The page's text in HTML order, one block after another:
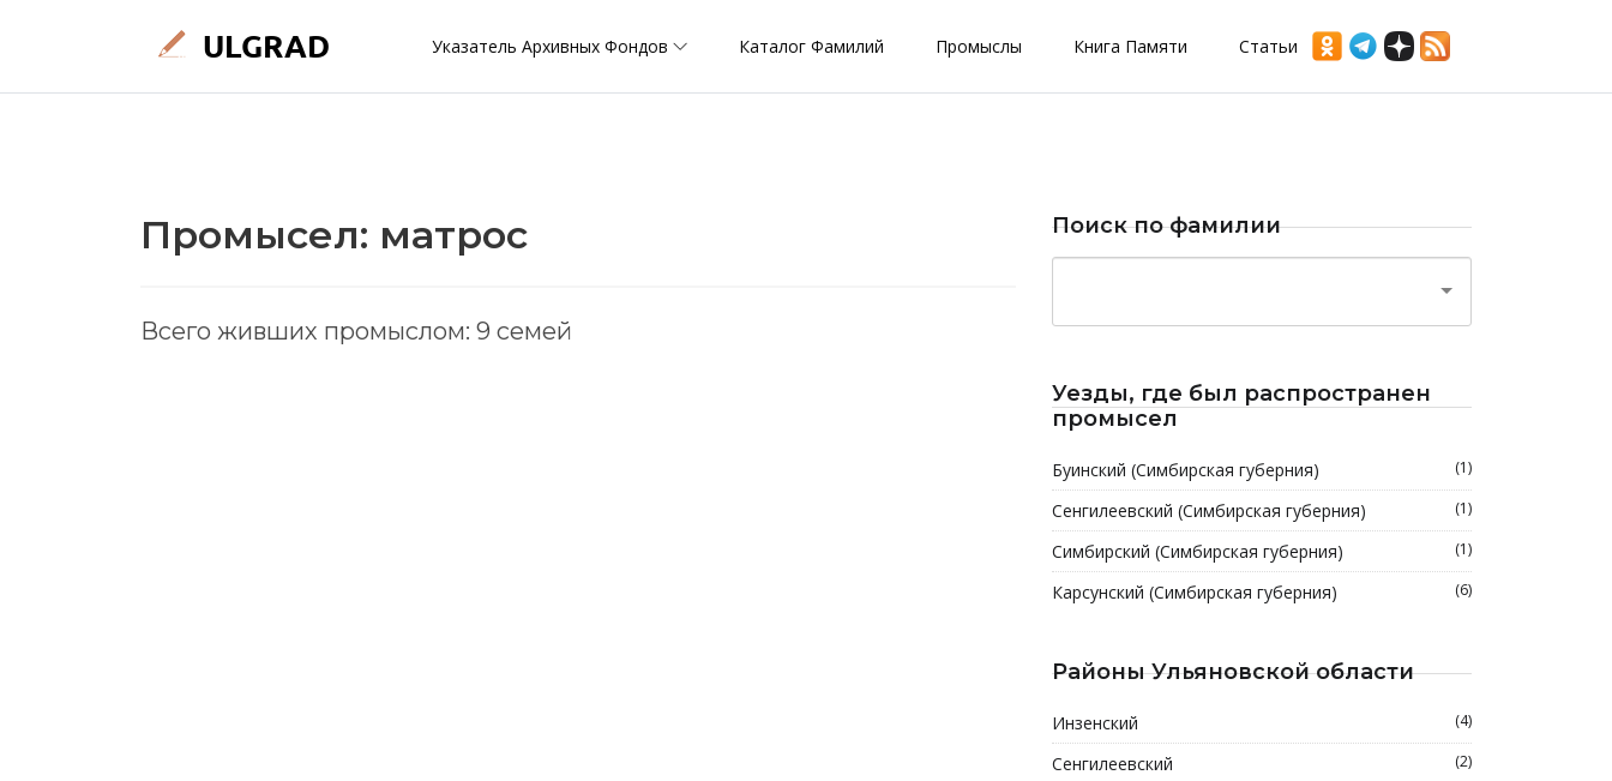
Указатель Архивных Фондов Каталог Фамилий Промыслы Книга Памяти Статьи
Промысел: матрос
Всего живших промыслом: 9 семей
Поиск по фамилии
Уезды, где был распространен
промысел
Буинский (Симбирская губерния) (1)
Сенгилеевский (Симбирская губерния) (1)
Симбирский (Симбирская губерния) (1)
Карсунский (Симбирская губерния) (6)
Районы Ульяновской области
Инзенский (4)
Сенгилеевский (2)